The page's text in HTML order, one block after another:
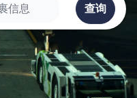
查询